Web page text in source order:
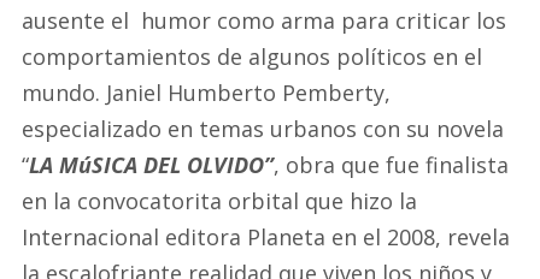
ausente el humor como arma para criticar los
comportamientos de algunos políticos en el
mundo. Janiel Humberto Pemberty,
especializado en temas urbanos con su novela
“LA MúSICA DEL OLVIDO”, obra que fue finalista
en la convocatorita orbital que hizo la
Internacional editora Planeta en el 2008, revela
la escalofriante realidad que viven los niños y